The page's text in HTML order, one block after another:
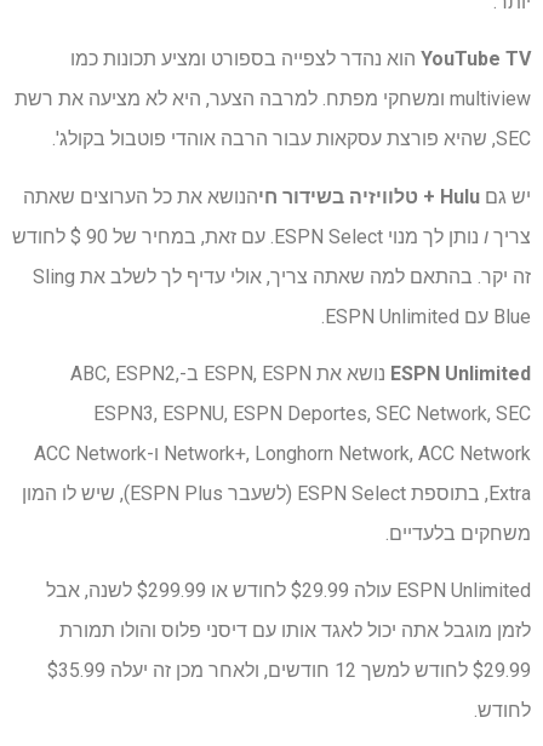
YouTube TV הוא נהדר לצפייה בספורט ומציע תכונות כמו
multiview ומשחקי מפתח. למרבה הצער, היא לא מציעה את רשת
SEC, שהיא פורצת עסקאות עבור הרבה אוהדי פוטבול בקולג'.
יש גם Hulu + טלוויזיה בשידור חי
הנושא את כל הערוצים שאתה
צריך ו
נותן לך מנוי ESPN Select. עם זאת, במחיר של 90 $ לחודש
זה יקר. בהתאם למה שאתה צריך, אולי עדיף לך לשלב את Sling
Blue עם ESPN Unlimited.
ESPN Unlimited
נושא את ESPN, ESPN ב-ABC, ESPN2,
ESPN3, ESPNU, ESPN Deportes, SEC Network, SEC
Network+, Longhorn Network, ACC Network ו-ACC Network
Extra, בתוספת ESPN Select (לשעבר ESPN Plus), שיש לו המון
משחקים בלעדיים.
ESPN Unlimited עולה $29.99 לחודש או $299.99 לשנה, אבל
לזמן מוגבל אתה יכול לאגד אותו עם דיסני פלוס והולו תמורת
$29.99 לחודש למשך 12 חודשים, ולאחר מכן זה יעלה $35.99
לחודש.